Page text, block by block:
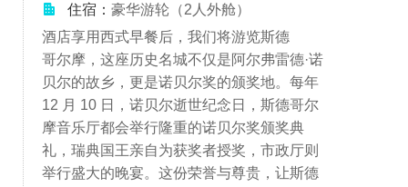
住宿： 豪华游轮（2人外舱）
酒店享用西式早餐后，我们将游览斯德
哥尔摩，这座历史名城不仅是阿尔弗雷德·诺
贝尔的故乡，更是诺贝尔奖的颁奖地。每年
12 月 10 日，诺贝尔逝世纪念日，斯德哥尔
摩音乐厅都会举行隆重的诺贝尔奖颁奖典
礼，瑞典国王亲自为获奖者授奖，市政厅则
举行盛大的晚宴。这份荣誉与尊贵，让斯德